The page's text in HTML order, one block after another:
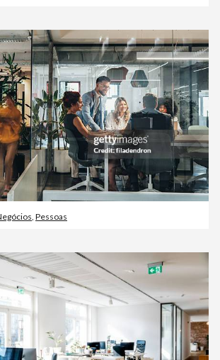
, Pessoas